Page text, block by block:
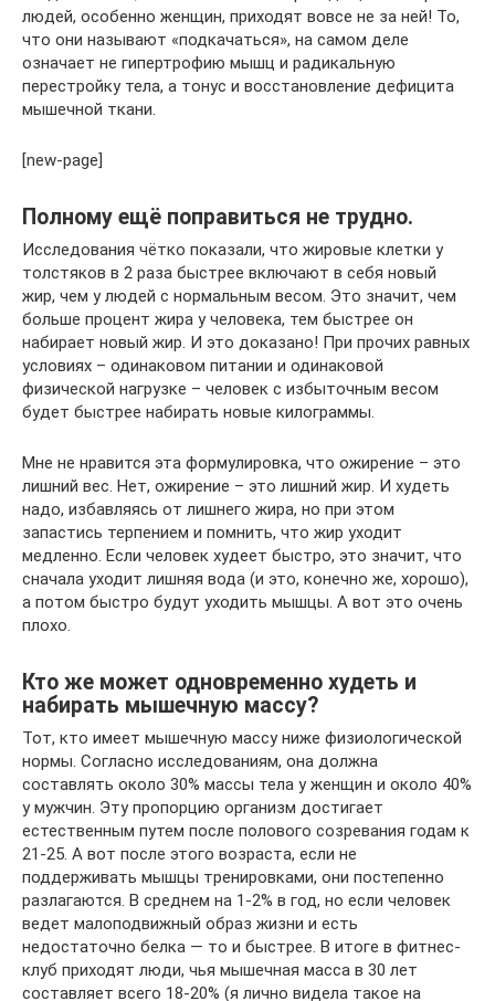
людей, особенно женщин, приходят вовсе не за ней! То,
что они называют «подкачаться», на самом деле
означает не гипертрофию мышц и радикальную
перестройку тела, а тонус и восстановление дефицита
мышечной ткани.
[new-page]
Полному ещё поправиться не трудно.
Исследования чётко показали, что жировые клетки у
толстяков в 2 раза быстрее включают в себя новый
жир, чем у людей с нормальным весом. Это значит, чем
больше процент жира у человека, тем быстрее он
набирает новый жир. И это доказано! При прочих равных
условиях – одинаковом питании и одинаковой
физической нагрузке – человек с избыточным весом
будет быстрее набирать новые килограммы.
Мне не нравится эта формулировка, что ожирение – это
лишний вес. Нет, ожирение – это лишний жир. И худеть
надо, избавляясь от лишнего жира, но при этом
запастись терпением и помнить, что жир уходит
медленно. Если человек худеет быстро, это значит, что
сначала уходит лишняя вода (и это, конечно же, хорошо),
а потом быстро будут уходить мышцы. А вот это очень
плохо.
Кто же может одновременно худеть и
набирать мышечную массу?
Тот, кто имеет мышечную массу ниже физиологической
нормы. Согласно исследованиям, она должна
составлять около 30% массы тела у женщин и около 40%
у мужчин. Эту пропорцию организм достигает
естественным путем после полового созревания годам к
21-25. А вот после этого возраста, если не
поддерживать мышцы тренировками, они постепенно
разлагаются. В среднем на 1-2% в год, но если человек
ведет малоподвижный образ жизни и есть
недостаточно белка — то и быстрее. В итоге в фитнес-
клуб приходят люди, чья мышечная масса в 30 лет
составляет всего 18-20% (я лично видела такое на